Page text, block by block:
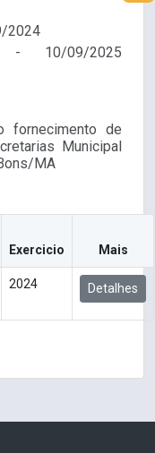
2024
- 10/09/2025
fornecimento de
Municipal
MA
Exercicio Mais
2024 Detalhes